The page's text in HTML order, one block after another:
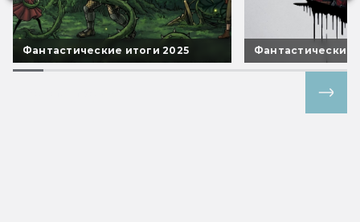
Фантастические итоги 2025 Фантастические